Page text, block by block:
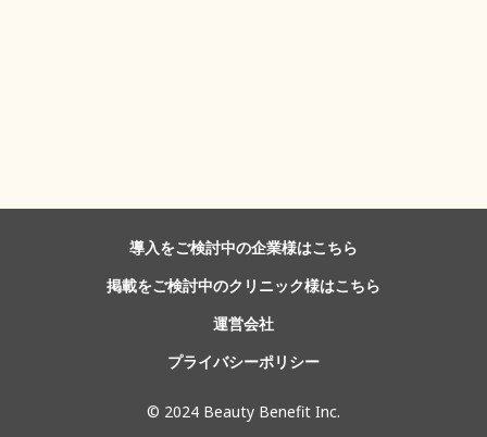
導入をご検討中の企業様はこちら
掲載をご検討中のクリニック様はこちら
運営会社
プライバシーポリシー
©️ 2024 Beauty Benefit Inc.